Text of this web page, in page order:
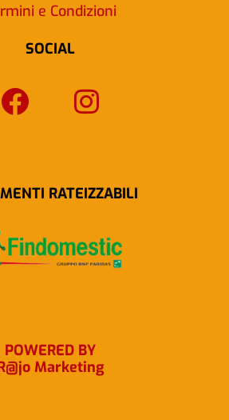
e Condizioni
SOCIAL
F
a
b
o
I
n
a
r
RATEIZZABILI
POWERED BY
Marketing